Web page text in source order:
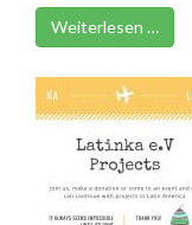
Weiterlesen …